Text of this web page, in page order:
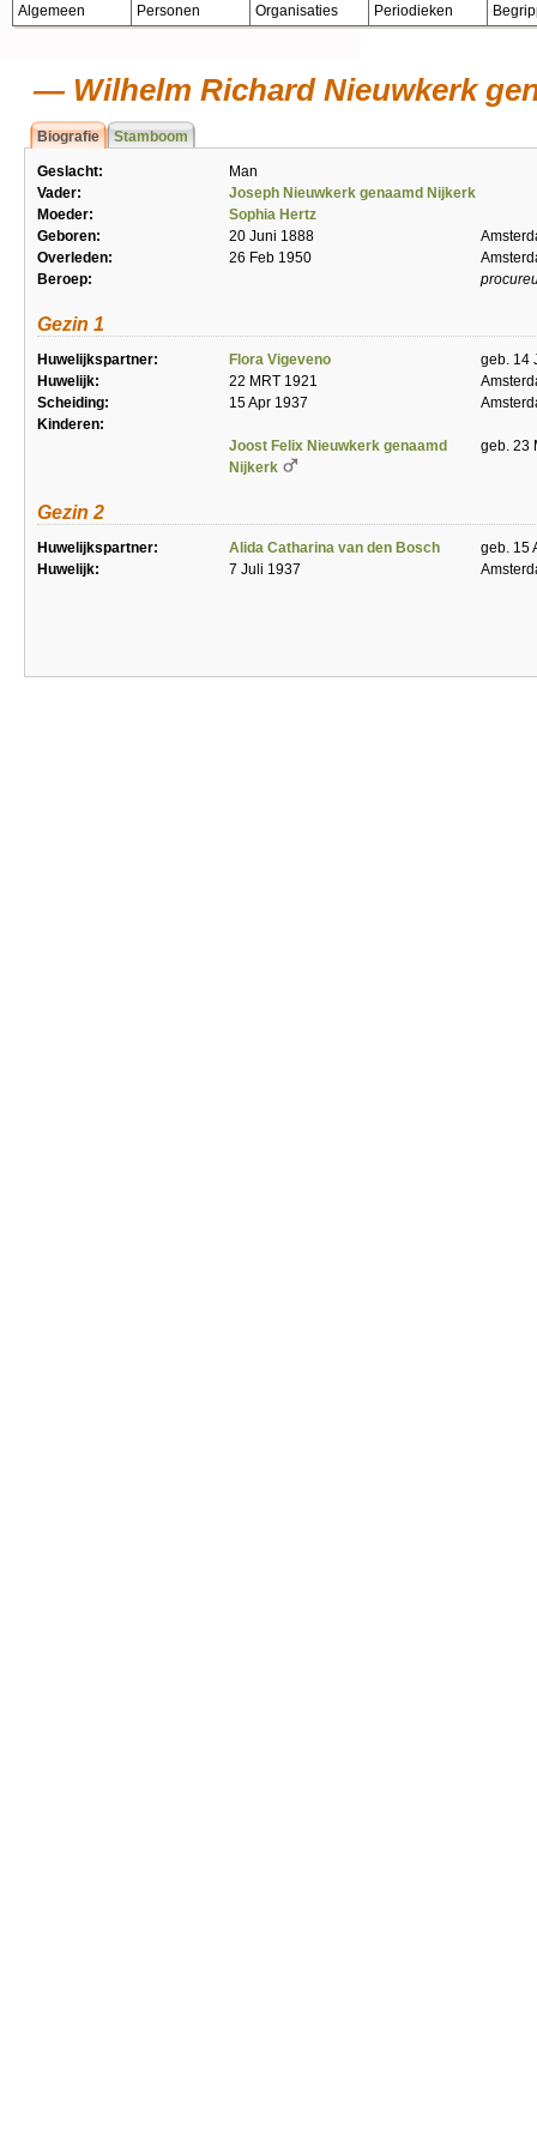
Algemeen Personen Organisaties Periodieken
Wilhelm Richard Nieuwkerk
Biografie Stamboom
Geslacht:
Man
Vader:
Joseph Nieuwkerk genaamd Nijkerk
Moeder:
Sophia Hertz
Geboren:
20 Juni 1888
Overleden:
26 Feb 1950
Beroep:
Gezin 1
Huwelijkspartner: Flora Vigeveno
geb. 14
Huwelijk:
22 MRT 1921
Scheiding:
15 Apr 1937
Kinderen:
Joost Felix Nieuwkerk genaamd
Nijkerk
geb. 23
Gezin 2
Huwelijkspartner: Alida Catharina van den Bosch
geb. 15
Huwelijk:
7 Juli 1937